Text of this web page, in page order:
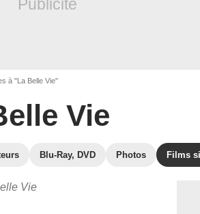
à "La Belle Vie"
Vie
Blu-Ray, DVD Photos Films
Vie